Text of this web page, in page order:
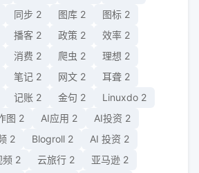
同步 2 图库 2 图标 2
播客 2 政策 2 效率 2
消费 2 爬虫 2 理想 2
笔记 2 网文 2 耳聋 2
记账 2 金句 2 Linuxdo 2
图 2 AI应用 2 AI投资 2
2 Blogroll 2 AI 投资 2
频 2 云旅行 2 亚马逊 2